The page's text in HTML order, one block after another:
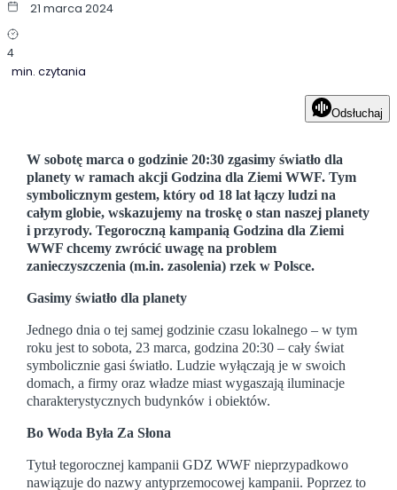
21 marca 2024
4
min. czytania
Odsłuchaj
W sobotę marca o godzinie 20:30 zgasimy światło dla
planety w ramach akcji Godzina dla Ziemi WWF. Tym
symbolicznym gestem, który od 18 lat łączy ludzi na
całym globie, wskazujemy na troskę o stan naszej planety
i przyrody. Tegoroczną kampanią Godzina dla Ziemi
WWF chcemy zwrócić uwagę na problem
zanieczyszczenia (m.in. zasolenia) rzek w Polsce.
Gasimy światło dla planety
Jednego dnia o tej samej godzinie czasu lokalnego – w tym
roku jest to sobota, 23 marca, godzina 20:30 – cały świat
symbolicznie gasi światło. Ludzie wyłączają je w swoich
domach, a firmy oraz władze miast wygaszają iluminacje
charakterystycznych budynków i obiektów.
Bo Woda Była Za Słona
Tytuł tegorocznej kampanii GDZ WWF nieprzypadkowo
nawiązuje do nazwy antyprzemocowej kampanii. Poprzez to